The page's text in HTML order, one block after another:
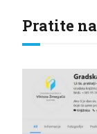
Pratite